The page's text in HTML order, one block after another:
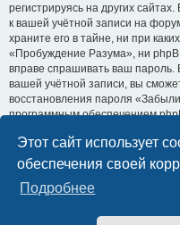
Этот сайт использует
обеспечения своей
Подробнее
регистрируясь на других
к вашей учётной записи на
храните его в тайне, ни при
«Пробуждение Разума», ни
вправе спрашивать ваш пароль.
вашей учётной записи, вы
восстановления пароля
программным обеспечением
обеспечение phpBB
записи.